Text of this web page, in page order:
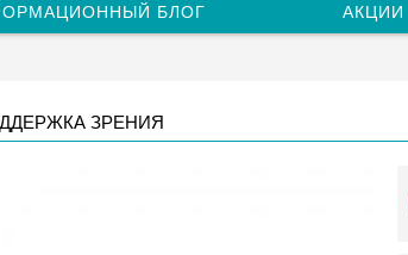
БЛОГ АКЦИИ
ЗРЕНИЯ